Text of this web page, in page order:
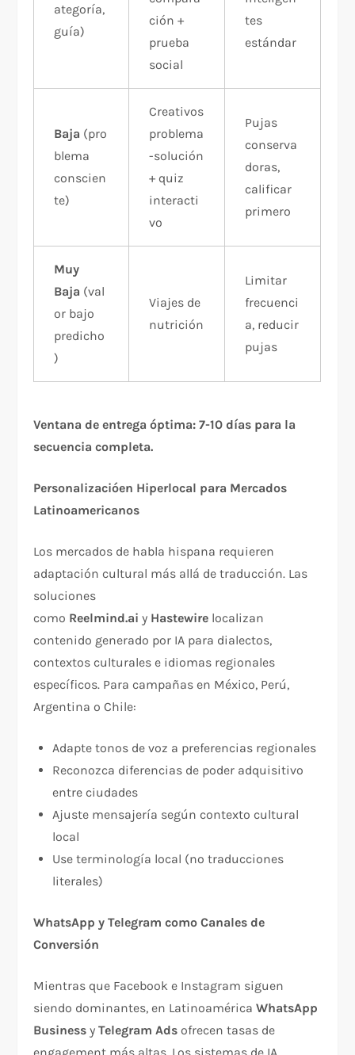
ategoría,
guía)
ción +
prueba
social
tes
estándar
Baja (pro
blema
conscien
te)
Creativos
problema
-solución
+ quiz
interacti
vo
Pujas
conserva
doras,
calificar
primero
Muy
Baja (val
or bajo
predicho
)
Viajes de
nutrición
Limitar
frecuenci
a, reducir
pujas
Ventana de entrega óptima: 7-10 días para la
secuencia completa.
Personalizacióen Hiperlocal para Mercados
Latinoamericanos
Los mercados de habla hispana requieren
adaptación cultural más allá de traducción. Las
soluciones
como Reelmind.ai y Hastewire localizan
contenido generado por IA para dialectos,
contextos culturales e idiomas regionales
específicos. Para campañas en México, Perú,
Argentina o Chile:​
Adapte tonos de voz a preferencias regionales
Reconozca diferencias de poder adquisitivo
entre ciudades
Ajuste mensajería según contexto cultural
local
Use terminología local (no traducciones
literales)
WhatsApp y Telegram como Canales de
Conversión
Mientras que Facebook e Instagram siguen
siendo dominantes, en LatinoaméricaWhatsApp
Business yTelegram Ads ofrecen tasas de